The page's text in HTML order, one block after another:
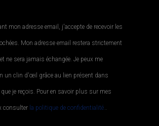
mon adresse email, j'accepte de recevoir les
Mon adresse email restera strictement
ne sera jamais échangée. Je peux me
un clin d'œil grâce au lien présent dans
je reçois. Pour en savoir plus sur mes
consulter la politique de confidentialité..